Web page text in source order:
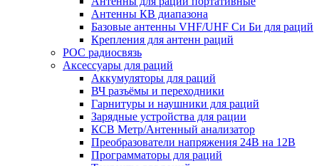
Антенны КВ диапазона
Базовые антенны VHF/UHF Си Би для раций
Крепления для антенн раций
POC радиосвязь
Аксессуары для раций
Аккумуляторы для раций
ВЧ разъёмы и переходники
Гарнитуры и наушники для раций
Зарядные устройства для рации
КСВ Метр/Антенный анализатор
Преобразователи напряжения 24В на 12В
Программаторы для раций